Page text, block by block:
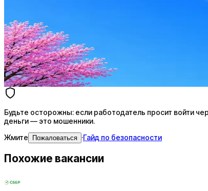
AI-адаптация отклика под вакансию
AI генерация сопроводительных писем
4 990 ₽/мес
Купить доступ
Будьте осторожны: если работодатель просит войти
деньги — это мошенники.
Жмите
Пожаловаться ·Гайд по безопасности
Похожие вакансии